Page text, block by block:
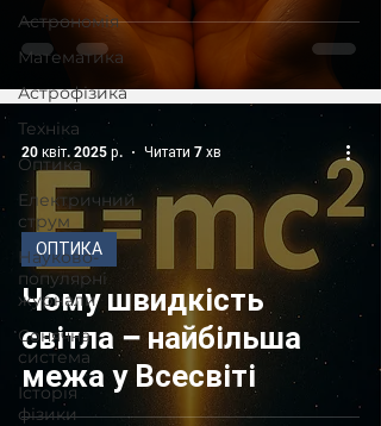
Астрономія
Математика
Астрофізика
Техніка
Оптика
Електричний
струм
Науково-
популярні
журнали
Сонячна
система
Історія
фізики
енергетика?
Чому швидкість
світла – найбільша
межа у Всесвіті
ОПТИКА
20 квіт. 2025 р. Читати 7 хв